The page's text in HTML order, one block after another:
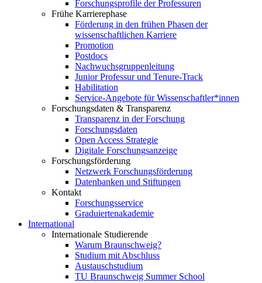
Forschungsprofile der Professuren
Frühe Karrierephase
Förderung in den frühen Phasen der
wissenschaftlichen Karriere
Promotion
Postdocs
Nachwuchsgruppenleitung
Junior Professur und Tenure-Track
Habilitation
Service-Angebote für Wissenschaftler*innen
Forschungsdaten & Transparenz
Transparenz in der Forschung
Forschungsdaten
Open Access Strategie
Digitale Forschungsanzeige
Forschungsförderung
Netzwerk Forschungsförderung
Datenbanken und Stiftungen
Kontakt
Forschungsservice
Graduiertenakademie
International
Internationale Studierende
Warum Braunschweig?
Studium mit Abschluss
Austauschstudium
TU Braunschweig Summer School